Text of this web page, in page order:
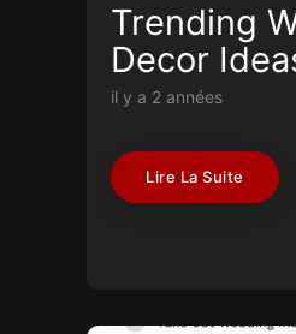
Trending
Decor
il y a 2 années
Lire La Suite